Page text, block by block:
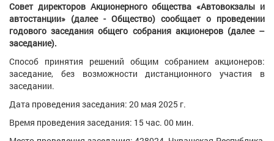
Совет директоров Акционерного общества «Автовокзалы и
автостанции» (далее - Общество) сообщает о проведении
годового заседания общего собрания акционеров (далее –
заседание).
Способ принятия решений общим собранием акционеров:
заседание, без возможности дистанционного участия в
заседании.
Дата проведения заседания: 20 мая 2025 г.
Время проведения заседания: 15 час. 00 мин.